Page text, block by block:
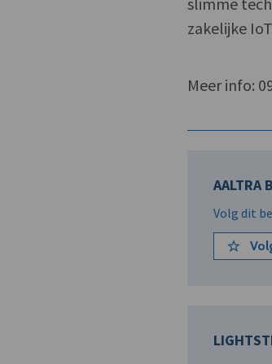
zakelijke
Meer info:
AALTRA
Volg dit